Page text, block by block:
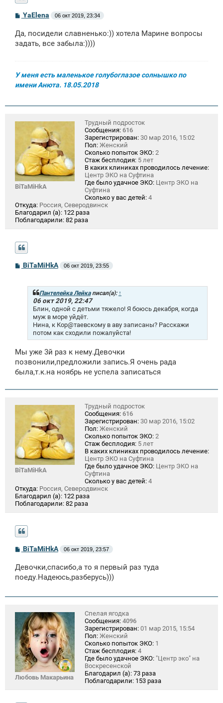
С
б
щ
е
YaElena 06 окт 2019, 23:34
Да, посидели славненько:)) хотела Марине вопросы
задать, все забыла:))))
У меня есть маленькое голубоглазое солнышко по
имени Анюта. 18.05.2018
BiTaMiHkA
Трудный подросток
Сообщения: 616
Зарегистрирован: 30 мар 2016, 15:02
Пол: Женский
Сколько попыток ЭКО: 2
Стаж бесплодия: 5 лет
В каких клиниках проводилось лечение:
Центр ЭКО на Суфтина
Где было удачное ЭКО: Центр ЭКО на
Суфтина
Сколько у вас детей: 4
Откуда: Россия, Северодвинск
Благодарил (а): 122 раза
Поблагодарили: 82 раза
СBiTaMiHkA 06 окт 2019, 23:55
Пантелейка Лейкаписал(а): ↑
06 окт 2019, 22:47
Блин, одной с детьми тяжело! Я боюсь декабря, когда
муж в море уйдёт.
Нина, к Кор@таевскому в аву записаны? Расскажи
потом как сходили пожалуйста!
Мы уже 3й раз к нему.Девочки
позвонили,предложили запись.Я очень рада
была,т.к.на ноябрь не успела записаться
BiTaMiHkA
Трудный подросток
Сообщения: 616
Зарегистрирован: 30 мар 2016, 15:02
Пол: Женский
Сколько попыток ЭКО: 2
Стаж бесплодия: 5 лет
В каких клиниках проводилось лечение:
Центр ЭКО на Суфтина
Где было удачное ЭКО: Центр ЭКО на
Суфтина
Сколько у вас детей: 4
Откуда: Россия, Северодвинск
Благодарил (а): 122 раза
Поблагодарили: 82 раза
С
б
щ
и
BiTaMiHkA 06 окт 2019, 23:57
Девочки,спасибо,а то я первый раз туда
поеду.Надеюсь,разберусь)))
Любовь Макарьина
Спелая ягодка
Сообщения: 4096
Зарегистрирован: 01 мар 2015, 15:54
Пол: Женский
Сколько попыток ЭКО: 1
Стаж бесплодия: 4
Где было удачное ЭКО: "Центр эко" на
Воскресенской
Благодарил (а): 73 раза
Поблагодарили: 153 раза